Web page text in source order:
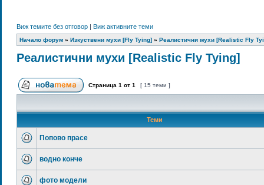
Виж темите без отговор| Виж активните теми
Начало форум» Изкуствени мухи [Fly Tying]» Реалистични мухи [Realistic Fly
Реалистични мухи [Realistic Fly Tying]
Страница 1 от 1 [ 15 теми ]
Теми
Попово прасе
водно конче
фото модели